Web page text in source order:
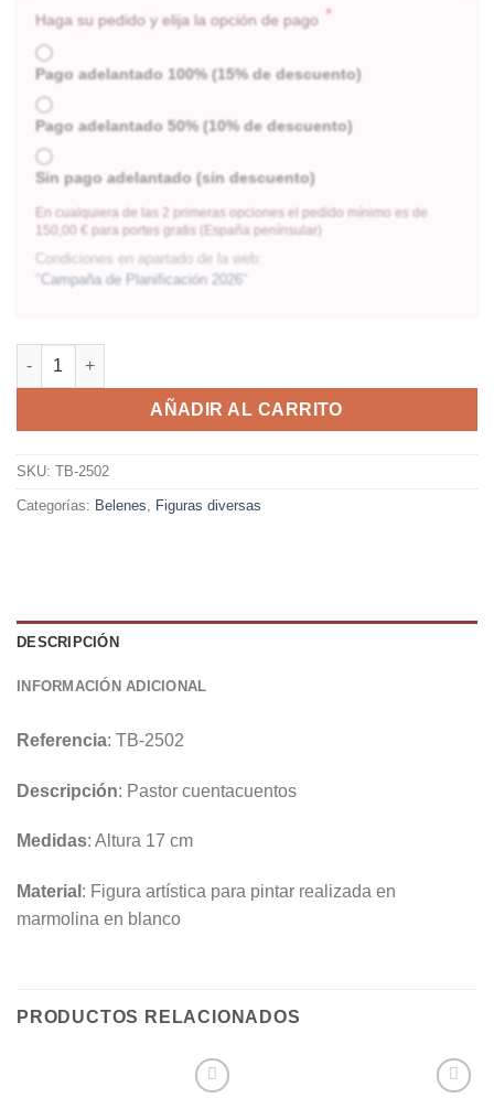
Haga su pedido y elija la opción de pago *
Pago adelantado 100% (15% de descuento)
Pago adelantado 50% (10% de descuento)
Sin pago adelantado (sin descuento)
En cualquiera de las 2 primeras opciones el pedido mínimo es de
150,00 € para portes gratis (España penínsular)
Condiciones en apartado de la web:
" Campaña de Planificación 2026 "
AÑADIR AL CARRITO
SKU: TB-2502
Categorías: Belenes Figuras diversas
DESCRIPCIÓN
INFORMACIÓN ADICIONAL
Referencia: TB-2502
Descripción: Pastor cuentacuentos
Medidas: Altura 17 cm
Material : Figura artística para pintar realizada en
marmolina en blanco
PRODUCTOS RELACIONADOS